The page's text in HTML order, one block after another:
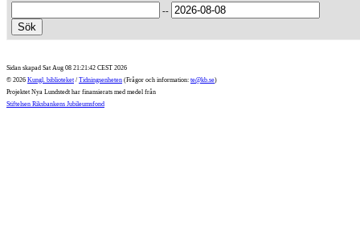
--
Sidan skapad Sat Aug 08 21:21:42 CEST 2026
© 2026 Kungl. biblioteket / Tidningsenheten (Frågor och information: te@kb.se)
Projektet Nya Lundstedt har finansierats med medel från
Stiftelsen Riksbankens Jubileumsfond